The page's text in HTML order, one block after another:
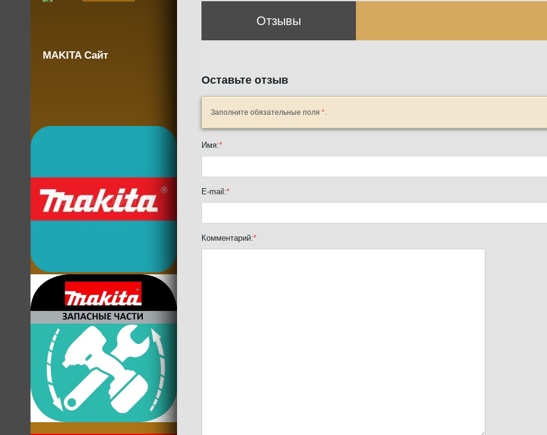
MAKITA Сайт
Отзывы
Оставьте отзыв
Заполните обязательные поля *.
Имя:*
E-mail:*
Комментарий:*